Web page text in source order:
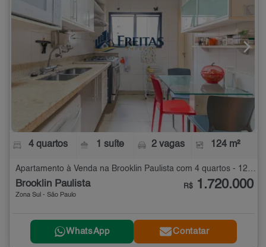
4 quartos 1 suíte 2 vagas 124 m²
Brooklin Paulista
Zona Sul - São Paulo
R$ 1.720.000
WhatsApp Contatar